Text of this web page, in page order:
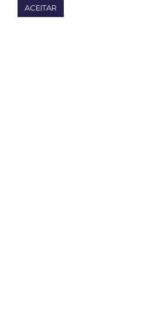
ACEITAR